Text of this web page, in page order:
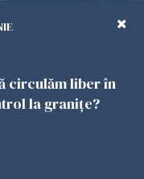
s-ar afla”
circulăm liber în
la granițe?